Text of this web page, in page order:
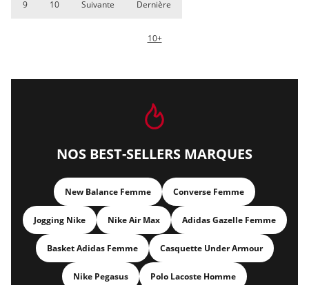
9 10 Suivante Dernière
10+
NOS BEST-SELLERS MARQUES
New Balance Femme Converse Femme
Jogging Nike Nike Air Max Adidas Gazelle Femme
Basket Adidas Femme Casquette Under Armour
Nike Pegasus Polo Lacoste Homme